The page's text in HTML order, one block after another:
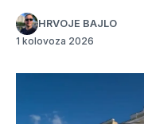
HRVOJE BAJLO
1 kolovoza 2026